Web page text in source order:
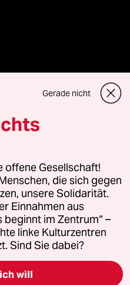
GmbH
Fragen oder für Genehmigungen
Kommune-Richtlinien
Impressum AGB
(Ads)
Gerade nicht
offene Gesellschaft!
die sich gegen
unsere Solidarität.
Einnahmen aus
beginnt im Zentrum“ –
linke Kulturzentren
Sind Sie dabei?
will